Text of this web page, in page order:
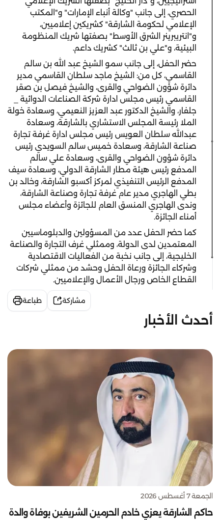
الحصري، إلى جانب "وكالة أنباء الإمارات" و"المكتب
الإعلامي لحكومة الشارقة" كشريكين إعلاميين،
و"انتريبرينر الشرق الأوسط" بصفتها شريك المنظومة
البيئية، و"علي بن ثالث" كشريك داعم.
حضر الحفل، إلى جانب سمو الشيخ عبد الله بن سالم
القاسمي، كل من: الشيخ ماجد سلطان القاسمي مدير
دائرة شؤون الضواحي والقرى، والشيخ فيصل بن صقر
القاسمي رئيس مجلس ادارة شركة الصناعات الدوائية _
جلفار، والشيخ الدكتور عبد العزيز النعيمي، وسعادة خولة
الملا رئيسة المجلس الاستشاري بالشارقة، وسعادة
عبدالله سلطان العويس رئيس مجلس ادارة غرفة تجارة
صناعة الشارقة، وسعادة خميس سالم السويدي رئيس
دائرة شؤون الضواحي والقرى، وسعادة علي سالم
المدفع رئيس هيئة مطار الشارقة الدولي، وسعادة سيف
المدفع الرئيس التنفيذي لمركز أكسبو الشارقة، وخالد بن
بطي الهاجري مدير عام غرفة تجارة وصناعة الشارقة،
وندى الهاجري المنسق العام للجائزة وأعضاء مجلس
أمناء الجائزة.
كما حضر الحفل عدد من المسؤولين والدبلوماسيين
المعتمدين لدى الدولة، وممثلي غرف التجارة والصناعة
الخليجية، إلى جانب نخبة من الفعاليات الاقتصادية
وشركاء الجائزة ورعاة الحفل وحشد من ممثلي شركات
القطاع الخاص ورجال الأعمال والإعلاميين.
مشاركة طباعة
أحدث الأخبار
الجمعة 7 أغسطس 2026
حاكم الشارقة يعزي خادم الحرمين الشريفين بوفاة والدة